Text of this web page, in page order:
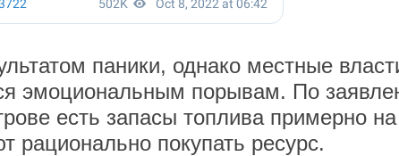
паники, однако местные
эмоциональным порывам. По
есть запасы топлива примерно
покупать ресурс.